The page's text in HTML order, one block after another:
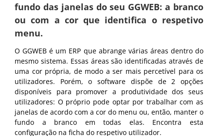
fundo das janelas do seu GGWEB: a branco
ou com a cor que identifica o respetivo
menu.
O GGWEB é um ERP que abrange várias áreas dentro do
mesmo sistema. Essas áreas são identificadas através de
uma cor própria, de modo a ser mais percetível para os
utilizadores. Porém, o software dispõe de 2 opções
disponíveis para promover a produtividade dos seus
utilizadores: O próprio pode optar por trabalhar com as
janelas de acordo com a cor do menu ou, então, manter o
fundo a branco em todas elas. Encontra esta
configuração na ficha do respetivo utilizador.